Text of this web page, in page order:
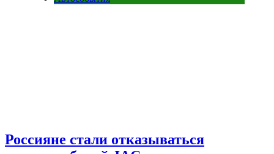
Россияне стали отказываться